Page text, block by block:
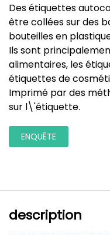
Des étiquettes
être collées sur des
bouteilles en
Ils sont
alimentaires, les
étiquettes de
Imprimé par des
sur l\'étiquette.
ENQUÊTE
description